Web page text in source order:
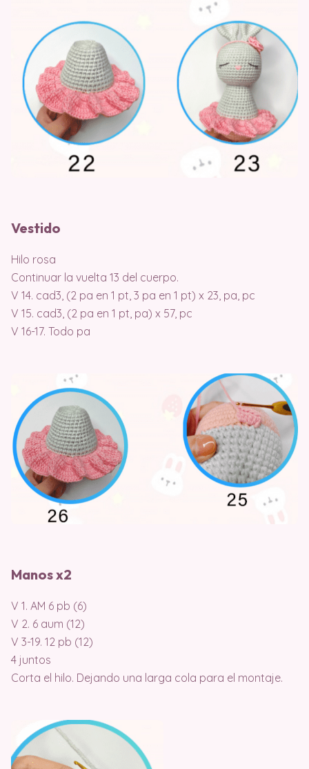
Vestido
Hilo rosa
Continuar la vuelta 13 del cuerpo.
V 14. cad3, (2 pa en 1 pt, 3 pa en 1 pt) x 23, pa, pc
V 15. cad3, (2 pa en 1 pt, pa) x 57, pc
V 16-17. Todo pa
Manos x2
V 1. AM 6 pb (6)
V 2. 6 aum (12)
V 3-19. 12 pb (12)
4 juntos
Corta el hilo. Dejando una larga cola para el montaje.